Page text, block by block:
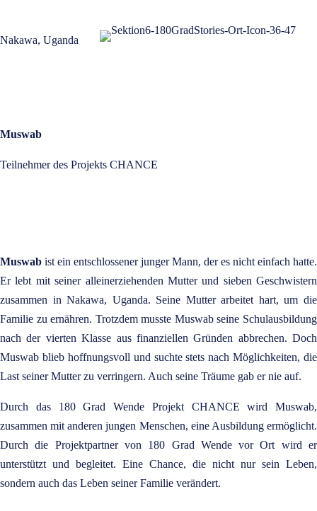
Nakawa, Uganda
Muswab
Teilnehmer des Projekts CHANCE
Muswab ist ein entschlossener junger Mann, der es nicht einfach hatte.
Er lebt mit seiner alleinerziehenden Mutter und sieben Geschwistern
zusammen in Nakawa, Uganda. Seine Mutter arbeitet hart, um die
Familie zu ernähren. Trotzdem musste Muswab seine Schulausbildung
nach der vierten Klasse aus finanziellen Gründen abbrechen. Doch
Muswab blieb hoffnungsvoll und suchte stets nach Möglichkeiten, die
Last seiner Mutter zu verringern. Auch seine Träume gab er nie auf.
Durch das 180 Grad Wende Projekt CHANCE wird Muswab,
zusammen mit anderen jungen Menschen, eine Ausbildung ermöglicht.
Durch die Projektpartner von 180 Grad Wende vor Ort wird er
unterstützt und begleitet. Eine Chance, die nicht nur sein Leben,
sondern auch das Leben seiner Familie verändert.